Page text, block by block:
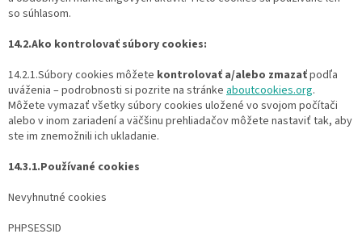
so súhlasom.
14.2.Ako kontrolovať súbory cookies:
14.2.1.Súbory cookies môžete kontrolovať a/alebo zmazaťpodľa
uváženia – podrobnosti si pozrite na stránke aboutcookies.org.
Môžete vymazať všetky súbory cookies uložené vo svojom počítači
alebo v inom zariadení a väčšinu prehliadačov môžete nastaviť tak, aby
ste im znemožnili ich ukladanie.
14.3.1.Používané cookies
Nevyhnutné cookies
PHPSESSID